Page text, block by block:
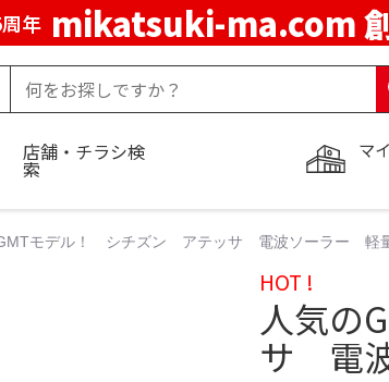
年 mikatsuki-ma.com
マ
店舗・チラシ検
索
モデル！ シチズン アテッサ 電波ソーラー 軽
HOT !
人気の
サ 電